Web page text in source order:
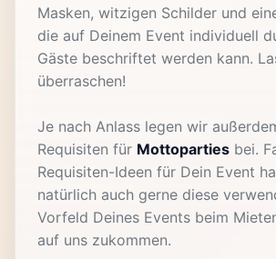
Masken, witzigen Schilder und
die auf Deinem Event individuell
Gäste beschriftet werden kann.
überraschen!
Je nach Anlass legen wir
Requisiten für Mottoparties bei.
Requisiten-Ideen für Dein Event
natürlich auch gerne diese
Vorfeld Deines Events beim
auf uns zukommen.